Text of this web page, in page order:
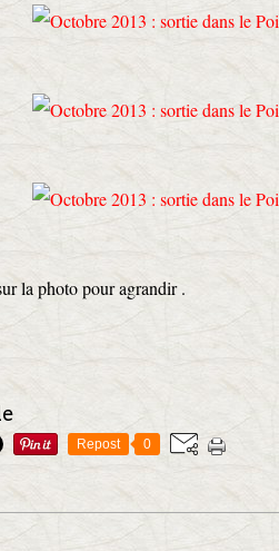
la photo pour agrandir .
Repost 0